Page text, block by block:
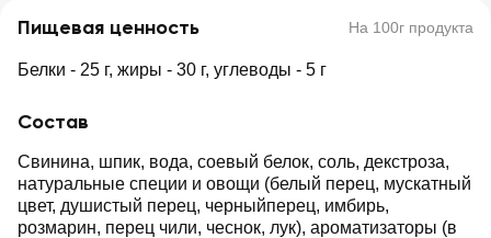
Пищевая ценность На 100г продукта
Белки - 25 г, жиры - 30 г, углеводы - 5 г
Состав
Свинина, шпик, вода, соевый белок, соль, декстроза,
натуральные специи и овощи (белый перец, мускатный
цвет, душистый перец, черныйперец, имбирь,
розмарин, перец чили, чеснок, лук), ароматизаторы (в